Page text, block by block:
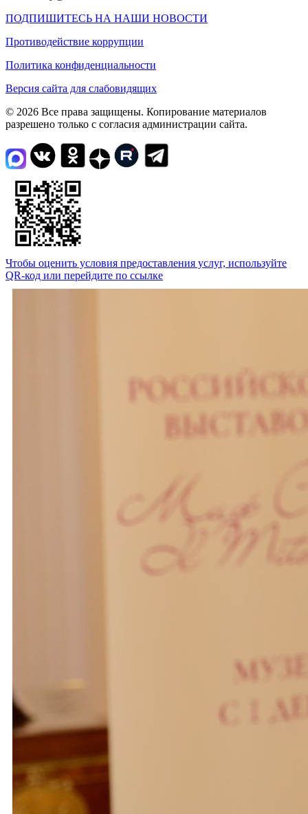
ПОДПИШИТЕСЬ НА НАШИ НОВОСТИ
Противодействие коррупции
Политика конфиденциальности
Версия сайта для слабовидящих
© 2026 Все права защищены. Копирование материалов
разрешено только с согласия администрации сайта.
Чтобы оценить условия предоставления услуг, используйте
QR-код или перейдите по ссылке